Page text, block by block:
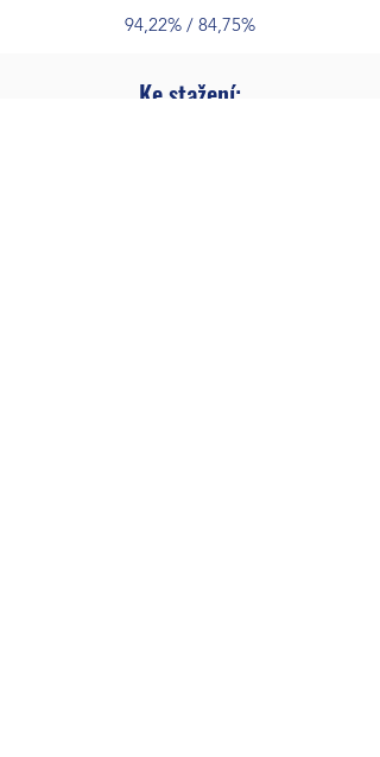
94,22% / 84,75%
Ke stažení: